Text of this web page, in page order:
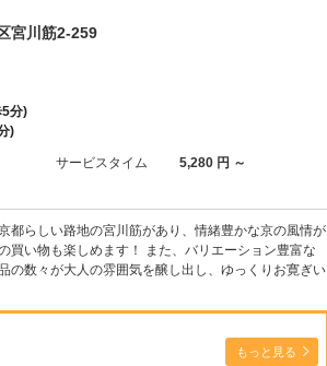
宮川筋2-259
分)
)
サービスタイム
5,280 円 ～
都らしい路地の宮川筋があり、情緒豊かな京の風情が
買い物も楽しめます！ また、バリエーション豊富な
の数々が大人の雰囲気を醸し出し、ゆっくりお寛ぎい
もっと見る